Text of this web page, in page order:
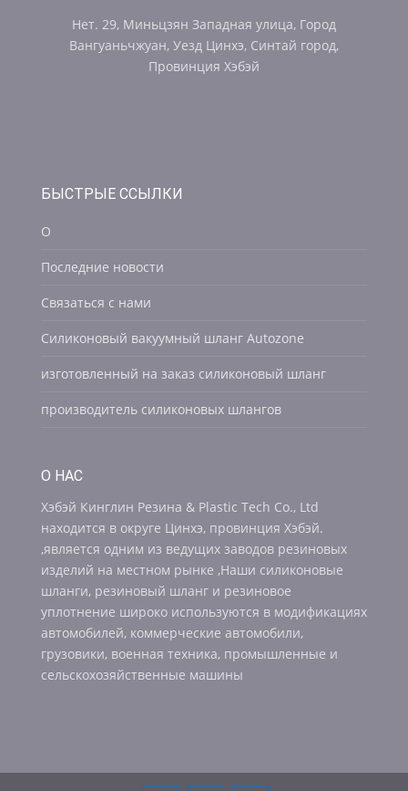
Нет. 29, Миньцзян Западная улица, Город
Вангуаньчжуан, Уезд Цинхэ, Синтай город,
Провинция Хэбэй
БЫСТРЫЕ ССЫЛКИ
О
Последние новости
Связаться с нами
Силиконовый вакуумный шланг Autozone
изготовленный на заказ силиконовый шланг
производитель силиконовых шлангов
О НАС
Хэбэй Кинглин Резина & Plastic Tech Co., Ltd
находится в округе Цинхэ, провинция Хэбэй.
,является одним из ведущих заводов резиновых
изделий на местном рынке ,Наши силиконовые
шланги, резиновый шланг и резиновое
уплотнение широко используются в модификациях
автомобилей, коммерческие автомобили,
грузовики, военная техника, промышленные и
сельскохозяйственные машины